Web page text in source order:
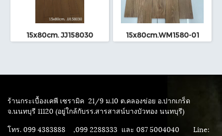
15x80cm. JJ158030 15x80cm.WM1580-01
ร้านกระเบื้องเคพี เซรามิค 21/9 ม.10 ต.คลองข่อย อ.ปากเกร็ด
จ.นนทบุรี 11120 (อยู่ใกล้กับรร.สารสาสน์บางบัวทอง นนทบุรี)
โทร. 099 4383888 ,099 2288333 และ 087 5004040 Line: